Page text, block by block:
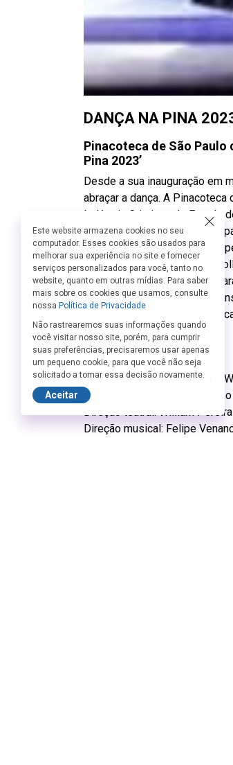
DANÇA NA PINA
Pinacoteca de São Paulo
Pina 2023’
Desde a sua inauguração em
abraçar a dança. A Pinacoteca
Indústria Criativas do Estado
intervenção artística em três
um lugar de acolhimento e
Luz. Os diretores Anselmo
trabalhos da companhia
2023’. A dupla de criadores
sucesso de público e de
Folha.
Ficha Técnica:
Concepção: Anselmo Zolla e
Direção coreográfica:
Direção teatral: William Pereira
Direção musical: Felipe
Este website armazena cookies no seu
computador. Esses cookies são usados para
melhorar sua experiência no site e fornecer
serviços personalizados para você, tanto no
website, quanto em outras mídias. Para saber
mais sobre os cookies que usamos, consulte
nossa Política de Privacidade
Não rastrearemos suas informações quando
você visitar nosso site, porém, para cumprir
suas preferências, precisaremos usar apenas
um pequeno cookie, para que você não seja
solicitado a tomar essa decisão novamente.
Aceitar